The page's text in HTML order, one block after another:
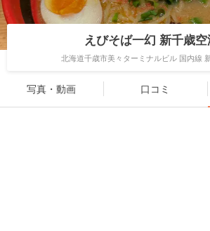
えびそば一幻 新千歳
北海道千歳市美々ターミナルビル 国内線
写真・動画 口コミ